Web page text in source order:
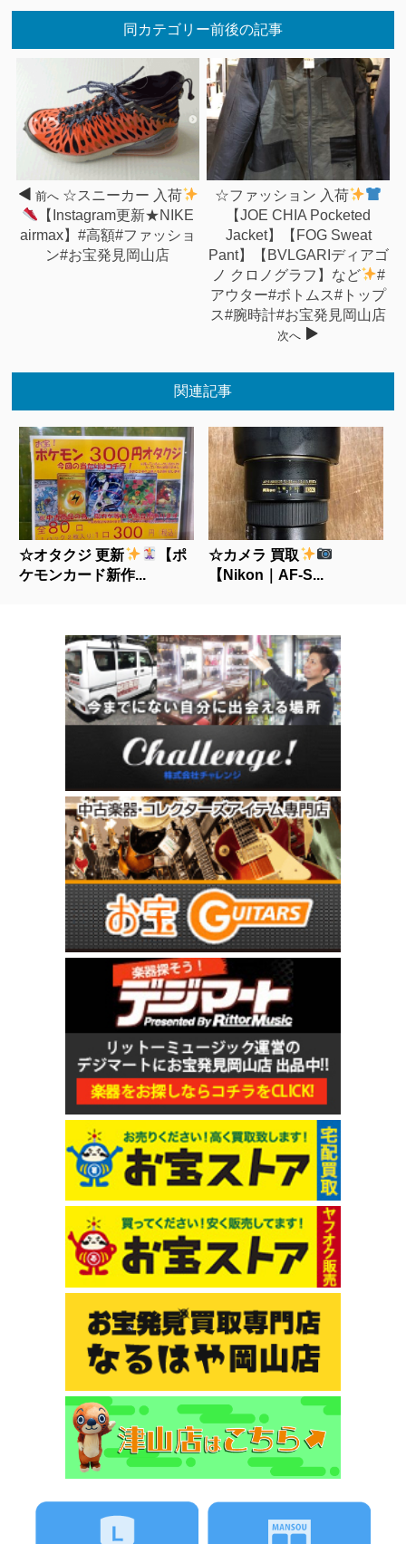
同カテゴリー前後の記事
前へ ☆スニーカー 入荷
【Instagram更新★NIKE
airmax】#高額#ファッショ
ン#お宝発見岡山店
☆ファッション 入荷
【JOE CHIA Pocketed
Jacket】【FOG Sweat
Pant】【BVLGARIディアゴ
ノ クロノグラフ】など
#
アウター#ボトムス#トップ
ス#腕時計#お宝発見岡山店
次へ
関連記事
☆オタクジ 更新
【ポ
ケモンカード新作...
☆カメラ 買取
【Nikon｜AF-S...